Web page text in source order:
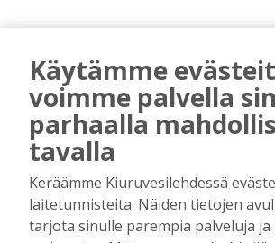
Kiuruvedelle ja Iisalmeen
ostopalvelulääkäri –
helpottaa kaupunkien
Tilaajille
Aku Laatikainen 7.8.2026 12:00
Golftapahtuma tuotti
tukea Kiuruveden
Käytämme
voimme palvella
parhaalla
tavalla
Keräämme Kiuruvesilehdessä
laitetunnisteita. Näiden tietojen
tarjota sinulle parempia palveluja